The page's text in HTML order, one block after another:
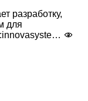
разработку,
для